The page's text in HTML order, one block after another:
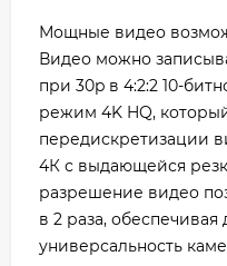
Мощные видео
Видео можно
при 30p в 4:2:2 10-
режим 4K HQ,
передискретизации
4К с выдающейся
разрешение видео
в 2 раза,
универсальность